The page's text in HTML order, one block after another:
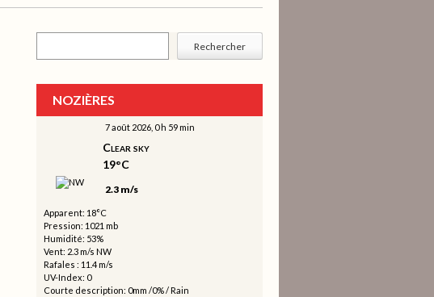
Rechercher
NOZIÈRES
7 août 2026, 0 h 59 min
Clear sky
19°C
2.3 m/s
Apparent: 18°C
Pression: 1021 mb
Humidité: 53%
Vent: 2.3 m/s NW
Rafales : 11.4 m/s
UV-Index: 0
Courte description: 0mm /0%/Rain